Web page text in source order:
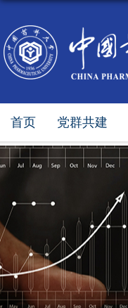
首页 党群共建